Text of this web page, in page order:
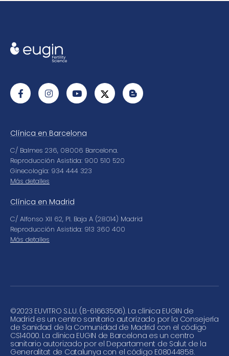
Clínica en Barcelona
C/ Balmes 236, 08006 Barcelona.
Reproducción Asistida: 900 510 520
Ginecología: 934 444 323
Más detalles
Clínica en Madrid
C/ Alfonso XII 62, Pl. Baja A (28014) Madrid
Reproducción Asistida: 913 360 400
Más detalles
©2023 EUVITRO S.L.U. (B-61663506). La clínica EUGIN de
Madrid es un centro sanitario autorizado por la Consejería
de Sanidad de la Comunidad de Madrid con el código
CS14000. La clínica EUGIN de Barcelona es un centro
sanitario autorizado por el Departament de Salut de la
Generalitat de Catalunya con el código E08044858.